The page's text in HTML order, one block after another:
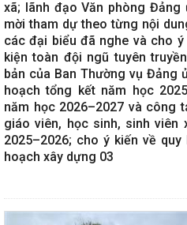
xã; lãnh đạo Văn phòng
mời tham dự theo từng nội
các đại biểu đã nghe và cho
kiện toàn đội ngũ tuyên
bản của Ban Thường vụ Đảng
hoạch tổng kết năm học
năm học 2026–2027 và công
giáo viên, học sinh, sinh viên
2025–2026; cho ý kiến về
hoạch xây dựng 03